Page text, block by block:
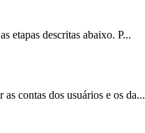
etapas descritas abaixo. P...
contas dos usuários e os da...